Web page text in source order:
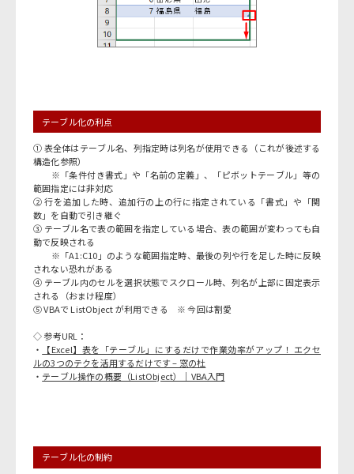
テーブル化の利点
① 表全体はテーブル名、列指定時は列名が使用できる（これが後述する
構造化参照）
※「条件付き書式」や「名前の定義」、「ピボットテーブル」等の
範囲指定には非対応
② 行を追加した時、追加行の上の行に指定されている「書式」や「関
数」を自動で引き継ぐ
③ テーブル名で表の範囲を指定している場合、表の範囲が変わっても自
動で反映される
※「A1:C10」のような範囲指定時、最後の列や行を足した時に反映
されない恐れがある
④ テーブル内のセルを選択状態でスクロール時、列名が上部に固定表示
される（おまけ程度）
⑤ VBAで ListObject が利用できる ※ 今回は割愛
◇ 参考URL：
・
【Excel】表を「テーブル」にするだけで作業効率がアップ！ エクセ
ルの3つのテクを活用するだけです – 窓の杜
・ テーブル操作の概要（ListObject）｜VBA入門
テーブル化の制約